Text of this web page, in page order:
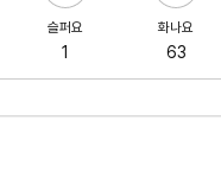
슬퍼요
1
화나요
63